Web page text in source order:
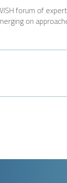
forum of
on